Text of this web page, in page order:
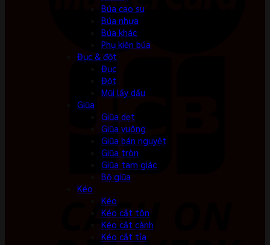
Búa cao su
Búa nhựa
Búa khác
Phụ kiện búa
Đục & đột
Đục
Đột
Mũi lấy dấu
Giũa
Giũa dẹt
Giũa vuông
Giũa bán nguyệt
Giũa tròn
Giũa tam giác
Bộ giũa
Kéo
Kéo
Kéo cắt tôn
Kéo cắt cành
Kéo cắt tỉa